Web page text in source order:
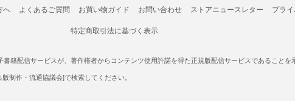
へ よくあるご質問 お買い物ガイド お問い合わせ ストアニュースレター プラ
特定商取引法に基づく表示
籍配信サービスが、著作権者からコンテンツ使用許諾を得た正規版配信サービスであることを
制作・流通協議会]で検索してください。